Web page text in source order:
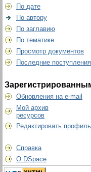
По дате
По автору
По заглавию
По тематике
Просмотр документов
Последние поступления
Обновления на e-mail
Мой архив
ресурсов
Редактировать профиль
Справка
О DSpace